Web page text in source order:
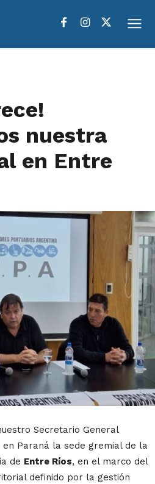
nuestra
en Entre
Secretario General
Paraná la sede gremial de la
de Entre Ríos, en el marco del
definido por la gestión